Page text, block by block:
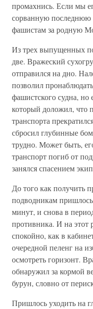
промахнись. Если мы
сорванную последнюю
фашистам за родную
Из трех выпущенных
две. Вражеский
отправился на дно.
позволил
фашистского судна, но
который доложил, что
транспорта
сбросил глубинные
трудно. Может быть,
транспорт погиб от
занялся спасением
До того как получить
подводникам
минут, и снова в
противника. И на этот
спокойно, как в
очередной пеленг на
осмотреть горизонт.
обнаружил за кормой
бурун, словно от
Пришлось уходить на